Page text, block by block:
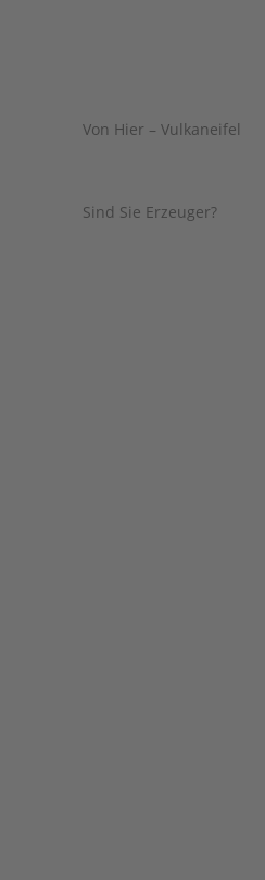
Von Hier – Vulkaneifel
Sind Sie Erzeuger?